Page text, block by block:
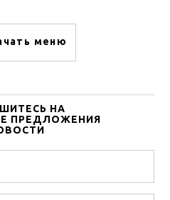
меню
НА
ПРЕДЛОЖЕНИЯ